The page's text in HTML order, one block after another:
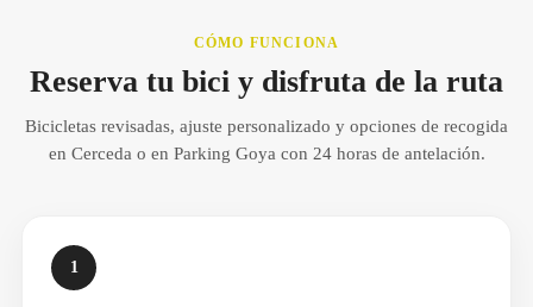
CÓMO FUNCIONA
Reserva tu bici y disfruta de la ruta
Bicicletas revisadas, ajuste personalizado y opciones de recogida
en Cerceda o en Parking Goya con 24 horas de antelación.
1